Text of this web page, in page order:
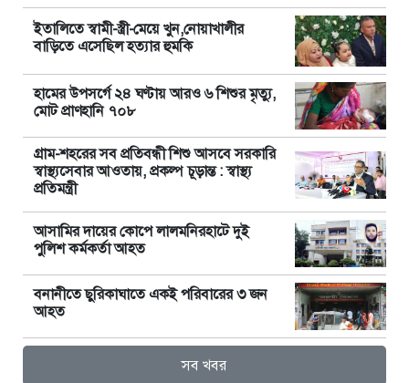
ইতালিতে স্বামী-স্ত্রী-মেয়ে খুন,নোয়াখালীর
বাড়িতে এসেছিল হত্যার হুমকি
হামের উপসর্গে ২৪ ঘণ্টায় আরও ৬ শিশুর মৃত্যু,
মোট প্রাণহানি ৭০৮
গ্রাম-শহরের সব প্রতিবন্ধী শিশু আসবে সরকারি
স্বাস্থ্যসেবার আওতায়, প্রকল্প চূড়ান্ত : স্বাস্থ্য
প্রতিমন্ত্রী
আসামির দায়ের কোপে লালমনিরহাটে দুই
পুলিশ কর্মকর্তা আহত
বনানীতে ছুরিকাঘাতে একই পরিবারের ৩ জন
আহত
সব খবর